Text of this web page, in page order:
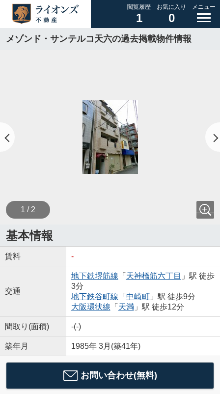
閲覧履歴
1
お気に入り
0
メニュー
メゾンド・サンテルコ天六の過去掲載物件情報
1 / 2
基本情報
賃料 -
交通
地下鉄堺筋線 「 天神橋筋六丁目 」駅 徒歩
3分
地下鉄谷町線 「 中崎町」駅 徒歩9分
大阪環状線 「 天満」駅 徒歩12分
間取り(面積) -(-)
築年月 1985年 3月(築41年)
お問い合わせ(無料)